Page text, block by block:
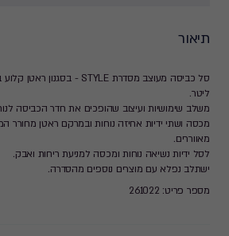
תיאור
ליטר.
משלב שימושיות ועיצוב שהופכים את חדר הכביסה
מכסה ושתי ידיות אחיזה נוחות ובמרקם ראטן
מאווררים.
לסל ידיות נשיאה נוחות ומכסה למניעת ריחות ואבק.
ישתלב נפלא עם מוצרים נוספים מהסדרה.
מספר פריט: 261022